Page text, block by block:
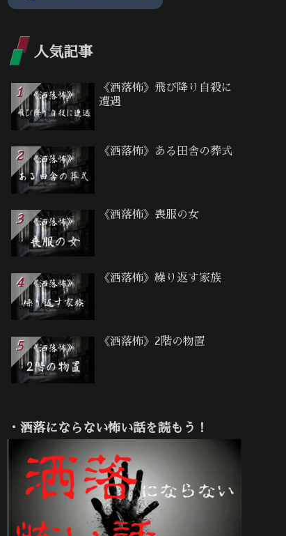
人気記事
《洒落怖》飛び降り自殺に
遭遇
《洒落怖》ある田舎の葬式
《洒落怖》喪服の女
《洒落怖》繰り返す家族
《洒落怖》2階の物置
・洒落にならない怖い話を読もう！